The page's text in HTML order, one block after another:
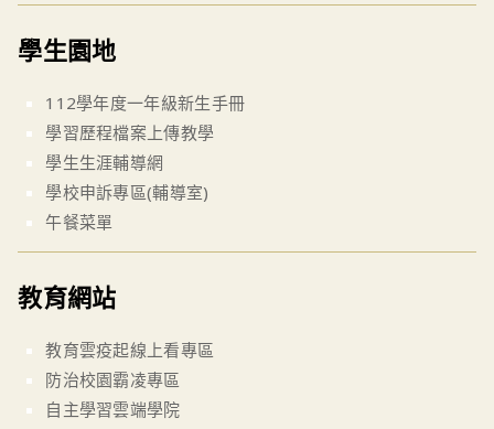
學生園地
112學年度一年級新生手冊
學習歷程檔案上傳教學
學生生涯輔導網
學校申訴專區(輔導室)
午餐菜單
教育網站
教育雲疫起線上看專區
防治校園霸凌專區
自主學習雲端學院